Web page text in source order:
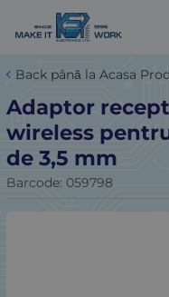
Back până la Acasa
Adaptor
wireless
de 3,5 mm
Barcode: 059798